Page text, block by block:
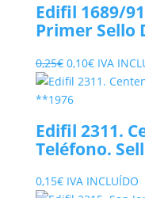
0,75€.0,30€.
Edifil 1689/
Primer Sello
0,25€ El
precio
original
0,25€.
0,10€El
precio
0,10€.
IVA
Edifil 2311.
Teléfono.
0,15€ IVA INCLUÍDO